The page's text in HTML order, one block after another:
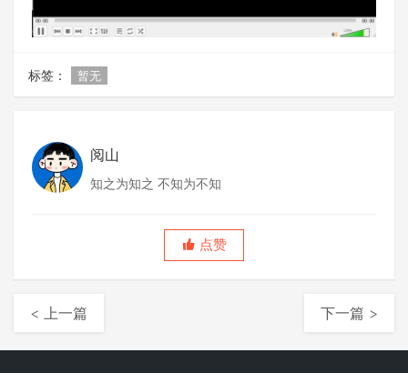
标签： 暂无
阅山
知之为知之 不知为不知
点赞
< 上一篇 下一篇 >